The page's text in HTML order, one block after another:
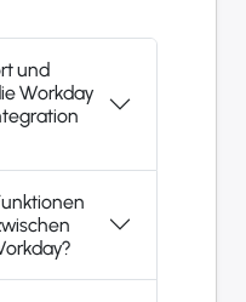
und
Workday